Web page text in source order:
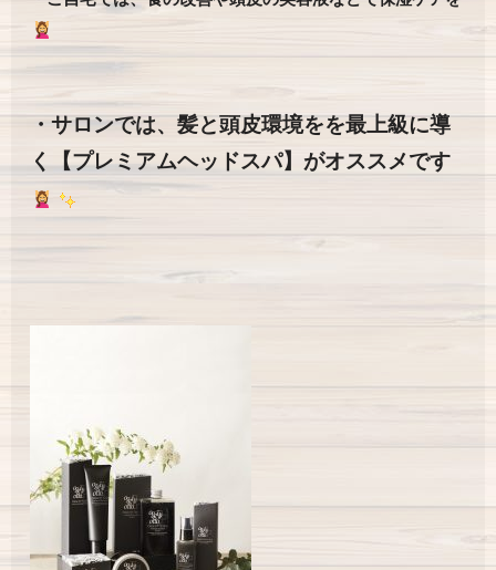
・サロンでは、髪と頭皮環境をを最上級に導
く【プレミアムヘッドスパ】がオススメです